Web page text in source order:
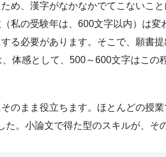
め、漢字がなかなかでてこないこ
私の受験年は、600文字以内）は
る必要があります。そこで、願書
体感として、500～600文字はこ
のまま役立ちます。ほとんどの授
。小論文で得た型のスキルが、そ